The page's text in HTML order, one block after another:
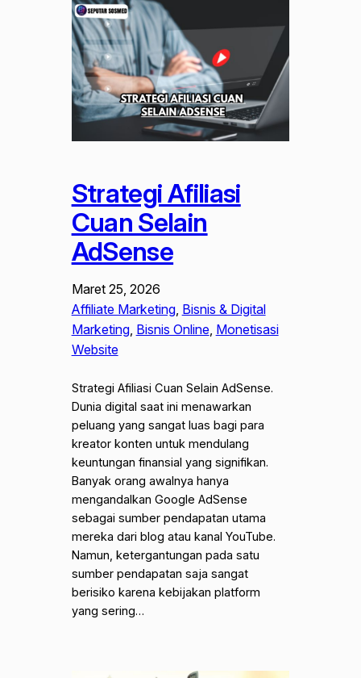
Strategi Afiliasi
Cuan Selain
AdSense
Maret 25, 2026
Affiliate Marketing, Bisnis & Digital
Marketing, Bisnis Online, Monetisasi
Website
Strategi Afiliasi Cuan Selain AdSense.
Dunia digital saat ini menawarkan
peluang yang sangat luas bagi para
kreator konten untuk mendulang
keuntungan finansial yang signifikan.
Banyak orang awalnya hanya
mengandalkan Google AdSense
sebagai sumber pendapatan utama
mereka dari blog atau kanal YouTube.
Namun, ketergantungan pada satu
sumber pendapatan saja sangat
berisiko karena kebijakan platform
yang sering…